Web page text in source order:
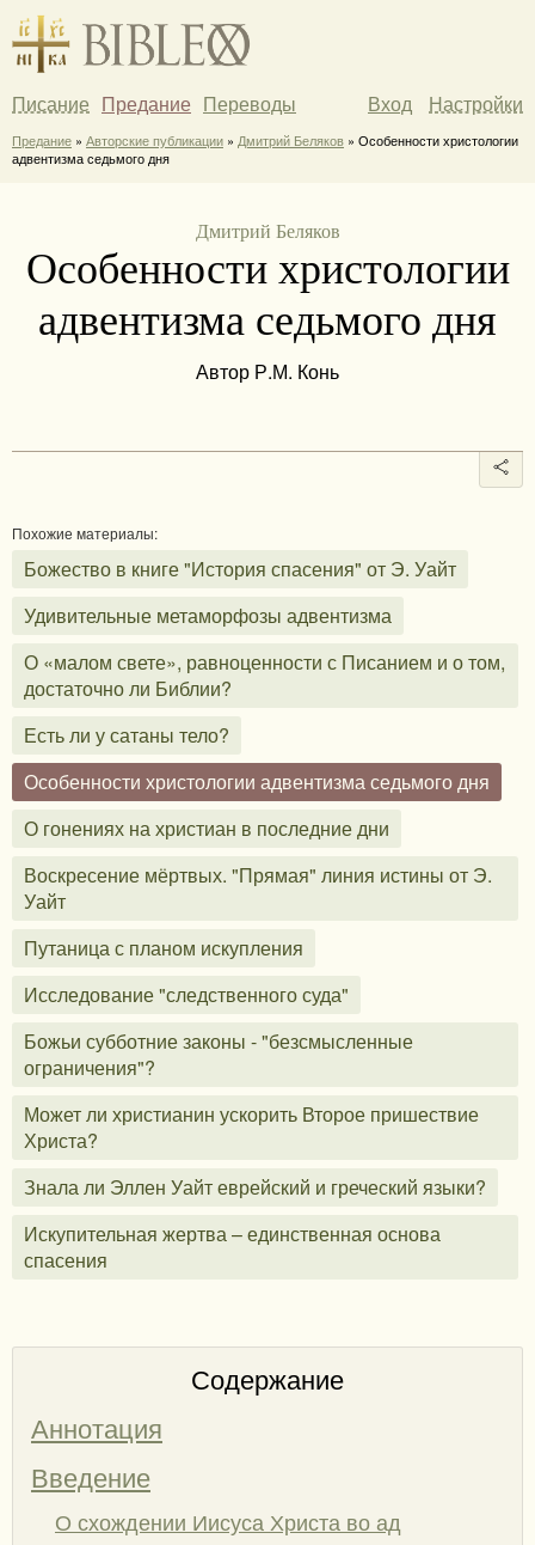
Писание Предание Переводы Вход Настройки
Предание » Авторские публикации » Дмитрий Беляков » Особенности христологии
адвентизма седьмого дня
Дмитрий Беляков
Особенности христологии
адвентизма седьмого дня
Автор Р.М. Конь
Похожие материалы:
Божество в книге "История спасения" от Э. Уайт
Удивительные метаморфозы адвентизма
О «малом свете», равноценности с Писанием и о том,
достаточно ли Библии?
Есть ли у сатаны тело?
Особенности христологии адвентизма седьмого дня
О гонениях на христиан в последние дни
Воскресение мёртвых. "Прямая" линия истины от Э.
Уайт
Путаница с планом искупления
Исследование "следственного суда"
Божьи субботние законы - "безсмысленные
ограничения"?
Может ли христианин ускорить Второе пришествие
Христа?
Знала ли Эллен Уайт еврейский и греческий языки?
Искупительная жертва – единственная основа
спасения
Содержание
Аннотация
Введение
О схождении Иисуса Христа во ад